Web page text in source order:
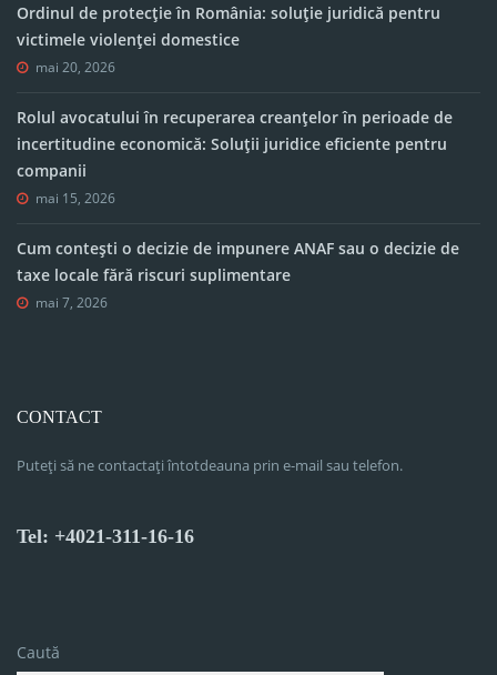
Ordinul de protecție în România: soluție juridică pentru
victimele violenței domestice
mai 20, 2026
Rolul avocatului în recuperarea creanțelor în perioade de
incertitudine economică: Soluții juridice eficiente pentru
companii
mai 15, 2026
Cum contești o decizie de impunere ANAF sau o decizie de
taxe locale fără riscuri suplimentare
mai 7, 2026
CONTACT
Puteți să ne contactați întotdeauna prin e-mail sau telefon.
Tel: +4021-311-16-16
Caută